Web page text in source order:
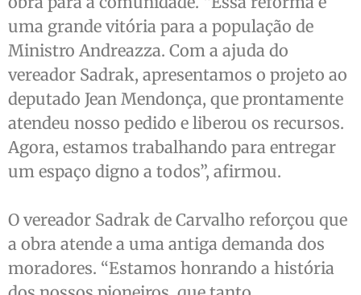
uma grande vitória para a população de
Ministro Andreazza. Com a ajuda do
vereador Sadrak, apresentamos o projeto ao
deputado Jean Mendonça, que prontamente
atendeu nosso pedido e liberou os recursos.
Agora, estamos trabalhando para entregar
um espaço digno a todos”, afirmou.
O vereador Sadrak de Carvalho reforçou que
a obra atende a uma antiga demanda dos
moradores. “Estamos honrando a história